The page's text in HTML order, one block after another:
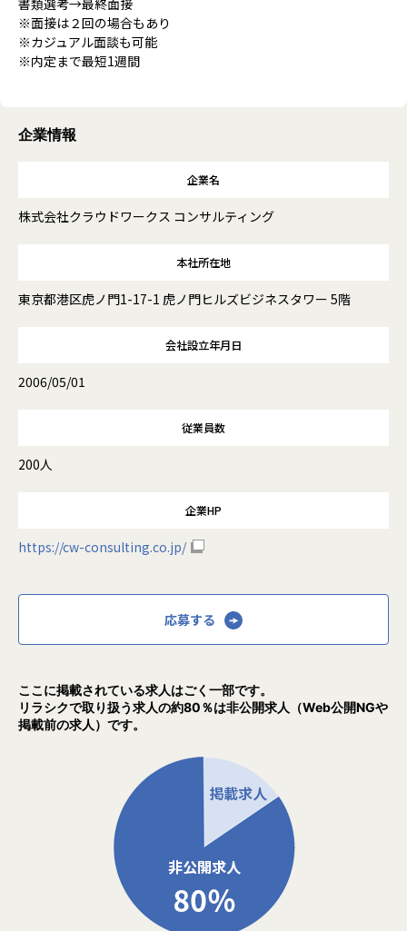
※面接は２回の場合もあり
※カジュアル面談も可能
※内定まで最短1週間
企業情報
企業名
株式会社クラウドワークス コンサルティング
本社所在地
東京都港区虎ノ門1-17-1 虎ノ門ヒルズビジネスタワー 5階
会社設立年月日
2006/05/01
従業員数
200人
企業HP
https://cw-consulting.co.jp/
応募する
ここに掲載されている求人はごく一部です。
リラシクで取り扱う求人の約80％は非公開求人（Web公開NGや
掲載前の求人）です。